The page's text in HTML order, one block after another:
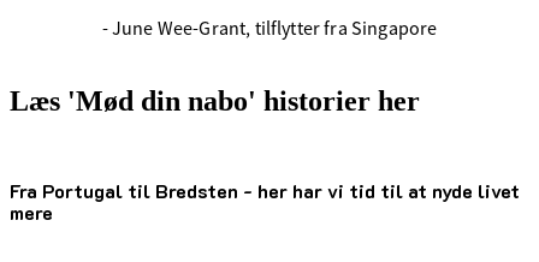
- June Wee-Grant, tilflytter fra Singapore
Læs 'Mød din nabo' historier her
Fra Portugal til Bredsten - her har vi tid til at nyde livet
mere